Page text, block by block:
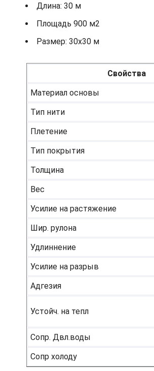
Длина: 30 м
Площадь 900 м2
Размер: 30х30 м
Свойства
Материал основы
Тип нити
Плетение
Тип покрытия
Толщина
Вес
Усилие на растяжение
Шир. рулона
Удлиннение
Усилие на разрыв
Адгезия
Устойч. на тепл
Сопр. Двл.воды
Сопр холоду